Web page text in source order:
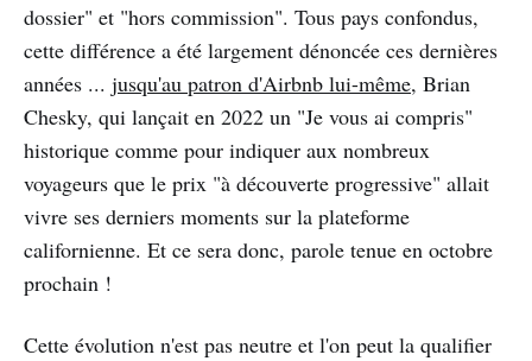
dossier" et "hors commission". Tous pays confondus,
cette différence a été largement dénoncée ces dernières
années ... jusqu'au patron d'Airbnb lui-même, Brian
Chesky, qui lançait en 2022 un "Je vous ai compris"
historique comme pour indiquer aux nombreux
voyageurs que le prix "à découverte progressive" allait
vivre ses derniers moments sur la plateforme
californienne. Et ce sera donc, parole tenue en octobre
prochain !
Cette évolution n'est pas neutre et l'on peut la qualifier